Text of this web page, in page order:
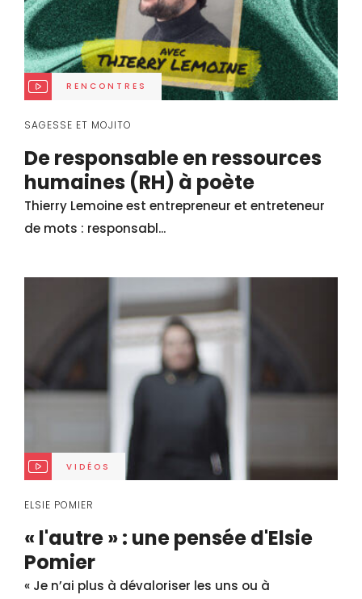
RENCONTRES
SAGESSE ET MOJITO
De responsable en ressources
humaines (RH) à poète
Thierry Lemoine est entrepreneur et entreteneur
de mots : responsabl...
VIDÉOS
ELSIE POMIER
« l'autre » : une pensée d'Elsie
Pomier
« Je n’ai plus à dévaloriser les uns ou à